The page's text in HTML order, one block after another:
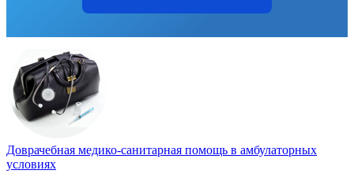
Доврачебная медико-санитарная помощь в амбулаторных
условиях